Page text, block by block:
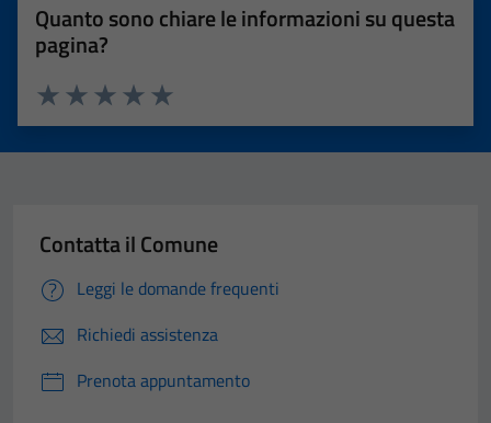
Quanto sono chiare le informazioni su questa
pagina?
Valuta 5 stelle su 5
Valuta 4 stelle su 5
Valuta 3 stelle su 5
Valuta 2 stelle su 5
Valuta 1 stelle su 5
Contatta il Comune
Leggi le domande frequenti
Richiedi assistenza
Prenota appuntamento